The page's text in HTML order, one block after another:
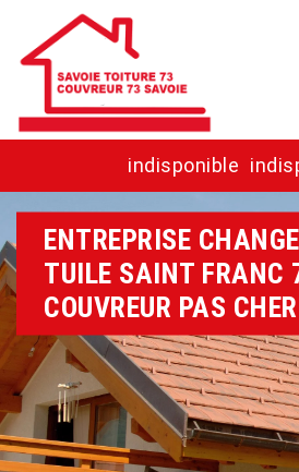
indisponible
ENTREPRISE
TUILE SAINT FRANC
COUVREUR PAS CHER